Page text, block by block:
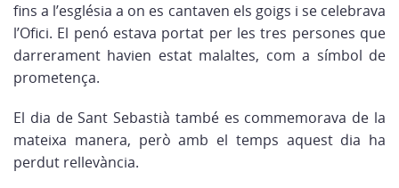
fins a l’església a on es cantaven els goigs i se celebrava
l’Ofici. El penó estava portat per les tres persones que
darrerament havien estat malaltes, com a símbol de
prometença.
El dia de Sant Sebastià també es commemorava de la
mateixa manera, però amb el temps aquest dia ha
perdut rellevància.